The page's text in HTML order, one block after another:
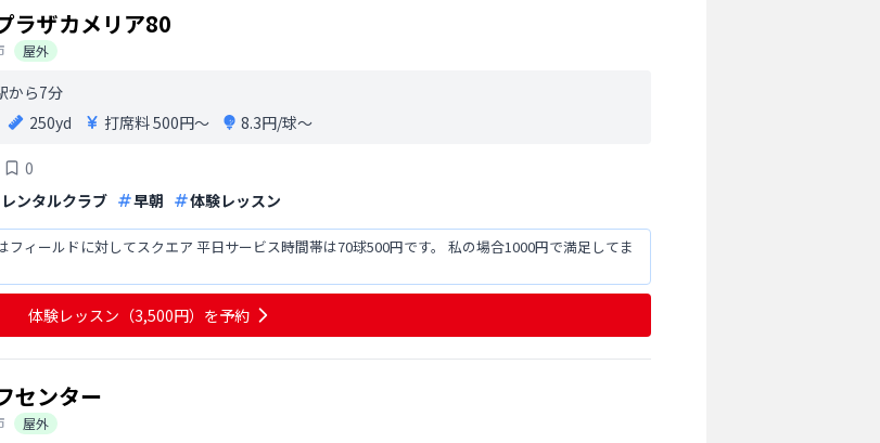
ラザカメリア80
屋外
から7分
250yd 打席料500円〜 8.3円/球〜
0
レンタルクラブ 早朝 体験レッスン
ィールドに対してスクエア 平日サービス時間帯は70球500円です。 私の場合1000円で満足してま
体験レッスン（3,500円）を予約
センター
屋外